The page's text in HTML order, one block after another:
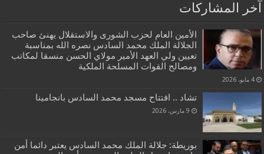
آخر المشاركات
الأمين العام لحزب الشورى والاستقلال يهنئ صاحب
الجلالة الملك محمد السادس نصره الله بمناسبة
تعيين ولي العهد الأمير مولاي الحسن منسقا لمكاتب
ومصالح القوات المسلحة الملكية
4 مايو، 2026
تشاد .. افتتاح مسجد محمد السادس بانجامينا
9 مارس، 2026
بوريطة: جلالة الملك محمد السادس يعتبر دائما أمن